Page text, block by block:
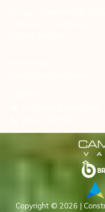
Copyright © 2026 |